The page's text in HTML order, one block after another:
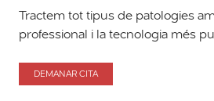
Tractem tot tipus de patologies
professional i la tecnologia més
DEMANAR CITA
CARDIOLOGIA